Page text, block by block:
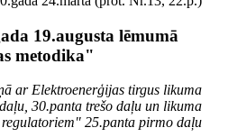
19.augusta lēmumā
metodika"
ar Elektroenerģijas tirgus likuma
30.panta trešo daļu un likuma
25.panta pirmo daļu